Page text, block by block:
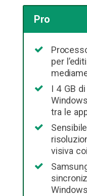
Pro
per
I 4 GB
tra le
visiva